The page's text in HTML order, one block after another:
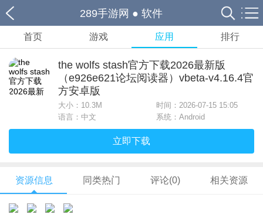
289手游网 ● 软件
首页 游戏 应用 排行
the wolfs stash官方下载2026最新版
（e926e621论坛阅读器）vbeta-v4.16.4官
方安卓版
大小： 10.3M
时间：2026-07-15 15:05
语言：中文
系统：Android
立即下载
资源信息 同类热门 评论(0) 相关资源